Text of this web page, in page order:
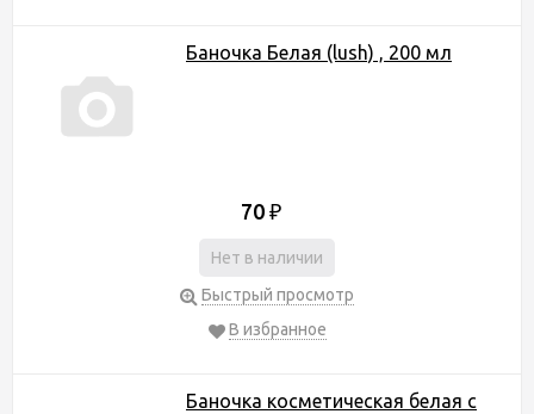
Баночка Белая (lush) , 200 мл
70 ₽
Нет в наличии
Быстрый просмотр
В избранное
Баночка косметическая белая с